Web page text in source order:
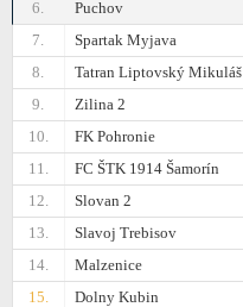
6.
Puchov
7.
Spartak Myjava
8.
Tatran Liptovský Mikuláš
9.
Zilina 2
10.
FK Pohronie
11.
FC ŠTK 1914 Šamorín
12.
Slovan 2
13.
Slavoj Trebisov
14.
Malzenice
15.
Dolny Kubin